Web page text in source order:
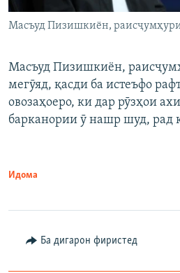
Масъуд Пизишкиён,
Масъуд Пизишкиён,
мегӯяд, қасди ба истеъфо
овозаҳоеро, ки дар рӯзҳои
барканории ӯ нашр шуд, рад
Идома
Ба дигарон фиристед